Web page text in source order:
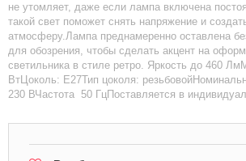
не утомляет, даже если лампа включена
такой свет поможет снять напряжение и
атмосферу.Лампа преднамеренно оставлена
для обозрения, чтобы сделать акцент на
светильника в стиле ретро. Яркость до 460
ВтЦоколь: E27Тип цоколя:
230 ВЧастота 50 ГцПоставляется в